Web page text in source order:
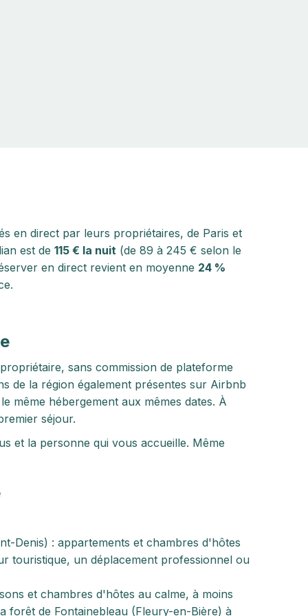
en direct par leurs propriétaires, de Paris et
est de 115 € la nuit(de 89 à 245 € selon le
en direct revient en moyenne 24 %
sans commission de plateforme
de la région également présentes sur Airbnb
même hébergement aux mêmes dates. À
séjour.
et la personne qui vous accueille. Même
Denis) : appartements et chambres d'hôtes
touristique, un déplacement professionnel ou
et chambres d'hôtes au calme, à moins
forêt de Fontainebleau (Fleury-en-Bière) à